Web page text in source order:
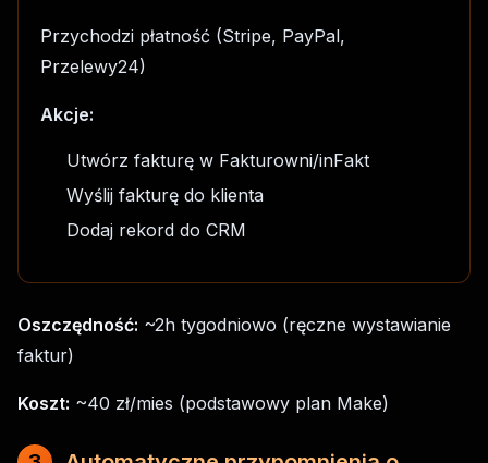
Przychodzi płatność (Stripe, PayPal,
Przelewy24)
Akcje:
Utwórz fakturę w Fakturowni/inFakt
Wyślij fakturę do klienta
Dodaj rekord do CRM
Oszczędność: ~2h tygodniowo (ręczne wystawianie
faktur)
Koszt: ~40 zł/mies (podstawowy plan Make)